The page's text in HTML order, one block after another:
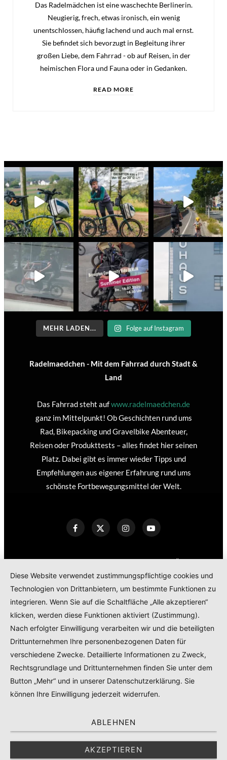
Das Radelmädchen ist eine waschechte Berlinerin.
Neugierig, frech, etwas ironisch, ein wenig
unentschlossen, häufig lachend und auch mal ernst.
Sie befindet sich bevorzugt in Begleitung ihrer
großen Liebe, dem Fahrrad - ob auf Reisen, in der
heimischen Flora und Fauna oder in Gedanken.
READ MORE
MEHR LADEN... Folge auf Instagram
Radelmaedchen - Mit dem Fahrrad durch Stadt &
Land
Das Fahrrad steht aufwww.radelmaedchen.de
ganz im Mittelpunkt! Ob Geschichten rund ums
Rad, Bikepacking und Gravelbike Abenteuer,
Reisen oder Produkttests – alles findet hier seinen
Platz. Dabei gibt es immer wieder Tipps und
Empfehlungen aus eigener Erfahrung rund ums
schönste Fortbewegungsmittel der Welt.
KONTAKT IMPRESSUM DATENSCHUTZERKLÄRUNG
COOKIE POLICY
TEILNAHMEBEDINGUNGEN GEWINNSPIEL
PRODUKTTESTS – KOOPERATIONEN – SPONSORED POSTS
© 2024RADELMAEDCHEN- REGISTERED BRAND.
TOP
Diese Website verwendet zustimmungspflichtige cookies und
Technologien von Drittanbietern, um bestimmte Funktionen zu
integrieren. Wenn Sie auf die Schaltfläche „Alle akzeptieren“
klicken, werden diese Funktionen aktiviert (Zustimmung).
Nach erfolgter Einwilligung verarbeiten wir und die beteiligten
Drittunternehmen Ihre personenbezogenen Daten für
verschiedene Zwecke. Detaillierte Informationen zu Zweck,
Rechtsgrundlage und Drittunternehmen finden Sie unter dem
Button „Mehr“ und in unserer Datenschutzerklärung. Sie
können Ihre Einwilligung jederzeit widerrufen.
ABLEHNEN
AKZEPTIEREN